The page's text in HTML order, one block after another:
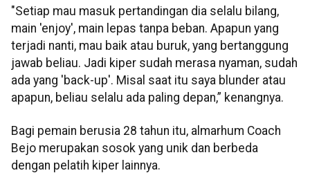
"Setiap mau masuk pertandingan dia selalu bilang,
main 'enjoy', main lepas tanpa beban. Apapun yang
terjadi nanti, mau baik atau buruk, yang bertanggung
jawab beliau. Jadi kiper sudah merasa nyaman, sudah
ada yang 'back-up'. Misal saat itu saya blunder atau
apapun, beliau selalu ada paling depan,” kenangnya.
Bagi pemain berusia 28 tahun itu, almarhum Coach
Bejo merupakan sosok yang unik dan berbeda
dengan pelatih kiper lainnya.